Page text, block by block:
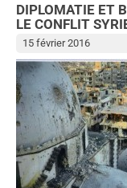
DIPLOMATIE ET
LE CONFLIT
15 février 2016